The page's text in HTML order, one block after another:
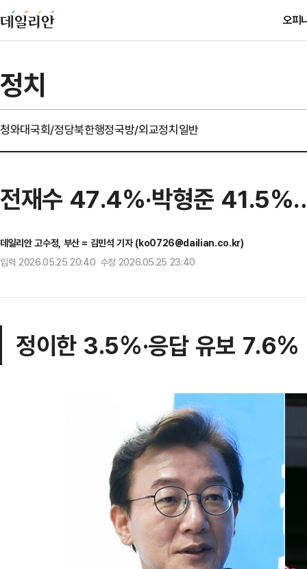
오피
정치
청와대국회/정당북한행정국방/외교정치일반
전재수 47.4%·박형준
데일리안 고수정, 부산 = 김민석 기자 (ko0726@dailian.co.kr)
입력 2026.05.25 20:40 수정 2026.05.25 23:40
정이한 3.5%·응답 유보 7.6%